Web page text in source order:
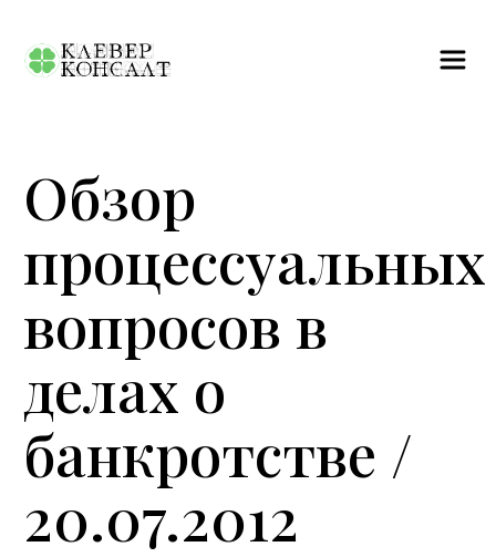
Обзор
процессуальных
вопросов в
делах о
банкротстве /
20.07.2012